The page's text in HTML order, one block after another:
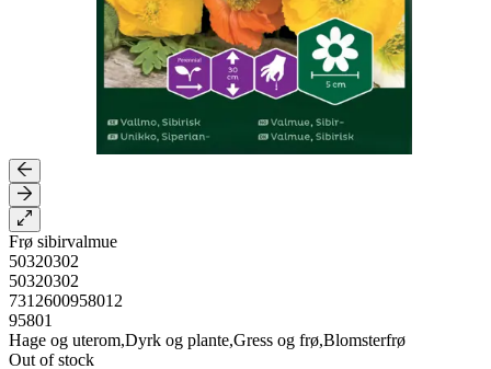
Frø sibirvalmue
50320302
50320302
7312600958012
95801
Hage og uterom,Dyrk og plante,Gress og frø,Blomsterfrø
Out of stock